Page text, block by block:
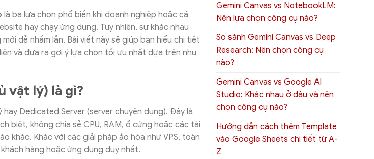
là ba lựa chọn phổ biến khi doanh nghiệp hoặc cá
hay chạy ứng dụng. Tuy nhiên, sự khác nhau
dễ nhầm lẫn. Bài viết này sẽ giúp bạn hiểu chi tiết
và đưa ra gợi ý lựa chọn tối ưu nhất dựa trên nhu
vật lý) là gì?
Dedicated Server (server chuyên dụng). Đây là
biệt, không chia sẻ CPU, RAM, ổ cứng hoặc các tài
khác. Khác với các giải pháp ảo hóa như VPS, toàn
hàng hoặc ứng dụng duy nhất.
Gemini Canvas vs NotebookLM:
Nên lựa chọn công cụ nào?
So sánh Gemini Canvas vs Deep
Research: Nên chọn công cụ
nào?
Gemini Canvas vs Google AI
Studio: Khác nhau ở đâu và nên
chọn công cụ nào?
Hướng dẫn cách thêm Template
vào Google Sheets chi tiết từ A-
Z